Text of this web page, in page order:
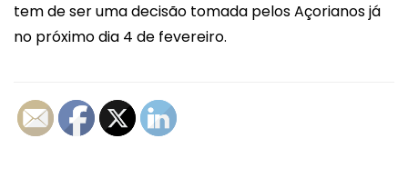
tem de ser uma decisão tomada pelos Açorianos já
no próximo dia 4 de fevereiro.